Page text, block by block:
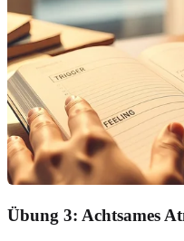
Übung 3: Achtsames